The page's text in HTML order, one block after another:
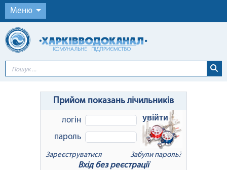
Меню
Прийом показань лічильників
логін
пароль
увійти
Зареєструватися Забули пароль?
Вхід без реєстрації